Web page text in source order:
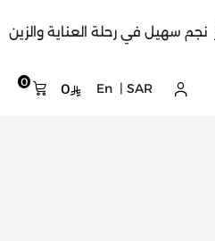
نجم سهيل في رحلة العناية والزين
0 0 En SAR